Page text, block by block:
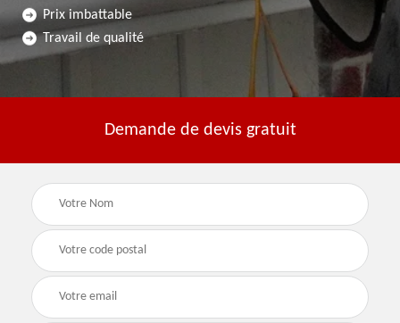
Prix imbattable
Travail de qualité
Demande de devis gratuit